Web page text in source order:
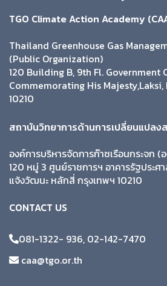
TGO Climate Action Academy
Thailand Greenhouse Gas
(Public Organization)
120 Building B, 9th Fl. Government
Commemorating His
10210
สถาบันวิทยาการด้านการเปลี่ยนแปล
องค์การบริหารจัดการก๊าซเรือนกระจก (
120 หมู่ 3 ศูนย์ราชการฯ อาคารรัฐประ
แจ้งวัฒนะ หลักสี่ กรุงเทพฯ 10210
CONTACT US
081-1322- 936, 02-142-7470
caa@tgo.or.th